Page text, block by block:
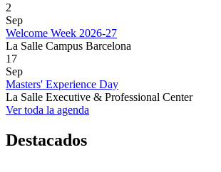
2
Sep
Welcome Week 2026-27
La Salle Campus Barcelona
17
Sep
Masters' Experience Day
La Salle Executive & Professional Center
Ver toda la agenda
Destacados